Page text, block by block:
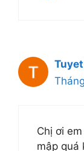
Chị ơi
mập quá